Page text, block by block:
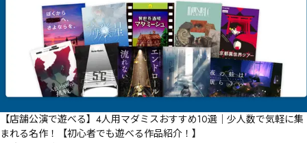
【店舗公演で遊べる】4人用マダミスおすすめ10選｜少人数で気軽に集
まれる名作！【初心者でも遊べる作品紹介！】